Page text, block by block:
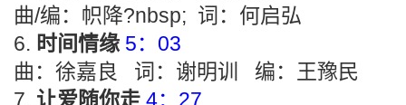
曲/编：帜降?nbsp; 词：何启弘
时间情缘 5：03
曲：徐嘉良 词：谢明训 编：王豫民
让爱随你走 4：27